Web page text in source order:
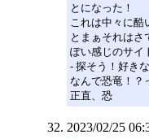
とになった！
これは中々に酷
とまぁそれはさ
ぽい感じのサイ
- 探そう！好き
なんで恐竜！？
正直、恐
2023/02/25